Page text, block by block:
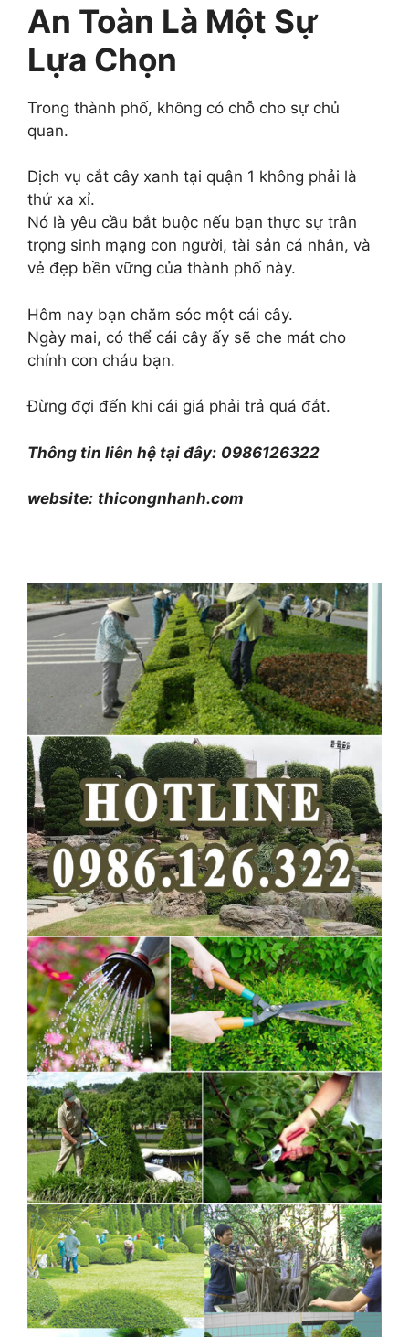
An Toàn Là Một Sự
Lựa Chọn
Trong thành phố, không có chỗ cho sự chủ
quan.
Dịch vụ cắt cây xanh tại quận 1 không phải là
thứ xa xỉ.
Nó là yêu cầu bắt buộc nếu bạn thực sự trân
trọng sinh mạng con người, tài sản cá nhân, và
vẻ đẹp bền vững của thành phố này.
Hôm nay bạn chăm sóc một cái cây.
Ngày mai, có thể cái cây ấy sẽ che mát cho
chính con cháu bạn.
Đừng đợi đến khi cái giá phải trả quá đắt.
Thông tin liên hệ tại đây: 0986126322
website: thicongnhanh.com